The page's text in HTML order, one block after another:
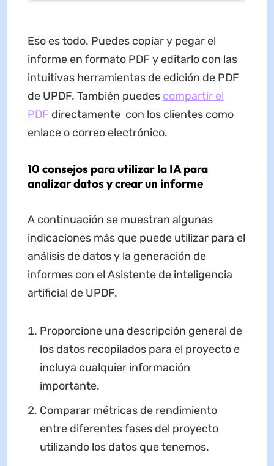
Eso es todo. Puedes copiar y pegar el
informe en formato PDF y editarlo con las
intuitivas herramientas de edición de PDF
de UPDF. También puedes compartir el
PDF directamente con los clientes como
enlace o correo electrónico.
10 consejos para utilizar la IA para
analizar datos y crear un informe
A continuación se muestran algunas
indicaciones más que puede utilizar para el
análisis de datos y la generación de
informes con el Asistente de inteligencia
artificial de UPDF.
Proporcione una descripción general de
los datos recopilados para el proyecto e
incluya cualquier información
importante.
Comparar métricas de rendimiento
entre diferentes fases del proyecto
utilizando los datos que tenemos.